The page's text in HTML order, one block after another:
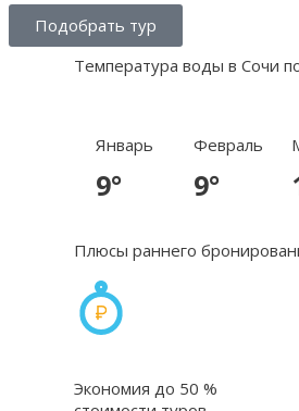
Подобрать тур
Температура воды в Сочи
Январь
9°
Февраль
9°
Плюсы раннего
Экономия до 50 %